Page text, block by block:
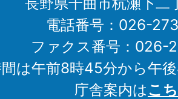
電話番号：026-
ファクス番号：026-
は午前8時45分から午
庁舎案内はこ